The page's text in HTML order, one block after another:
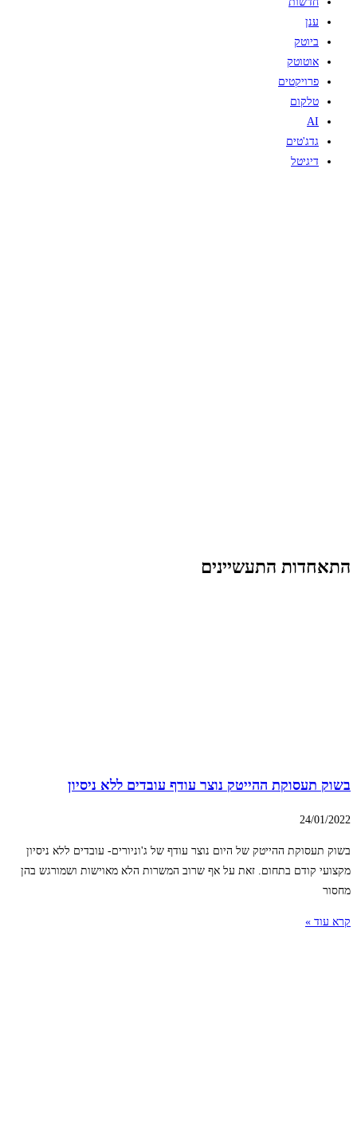
ענן
ביוטק
אוטוטק
פרויקטים
טלקום
AI
גדג'טים
דיגיטל
התאחדות התעשיינים
בשוק תעסוקת ההייטק נוצר עודף עובדים ללא ניסיון
24/01/2022
בשוק תעסוקת ההייטק של היום נוצר עודף של ג'וניורים- עובדים ללא ניסיון
מקצועי קודם בתחום. זאת על אף שרוב המשרות הלא מאוישות ושמורגש בהן
מחסור
קרא עוד »